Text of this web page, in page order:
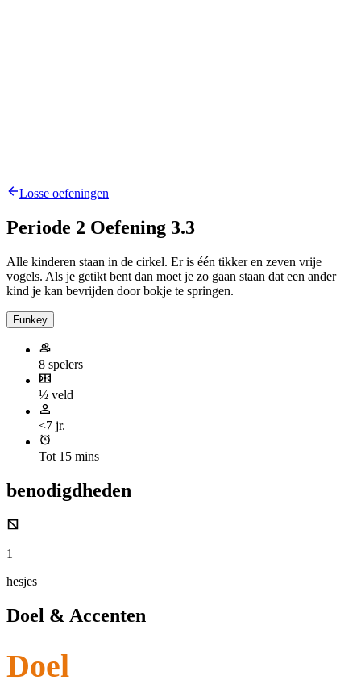
Losse oefeningen
Periode 2 Oefening 3.3
Alle kinderen staan in de cirkel. Er is één tikker en zeven vrije
vogels. Als je getikt bent dan moet je zo gaan staan dat een ander
kind je kan bevrijden door bokje te springen.
Funkey
8 spelers
½ veld
<7 jr.
Tot 15 mins
benodigdheden
1
hesjes
Doel & Accenten
Doel